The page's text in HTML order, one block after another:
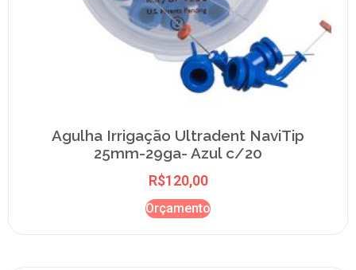
Agulha Irrigação Ultradent NaviTip
25mm-29ga- Azul c/20
R$120,00
Orçamento